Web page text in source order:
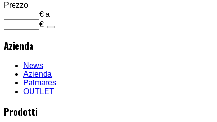
Prezzo
€ a
€
Azienda
News
Azienda
Palmares
OUTLET
Prodotti